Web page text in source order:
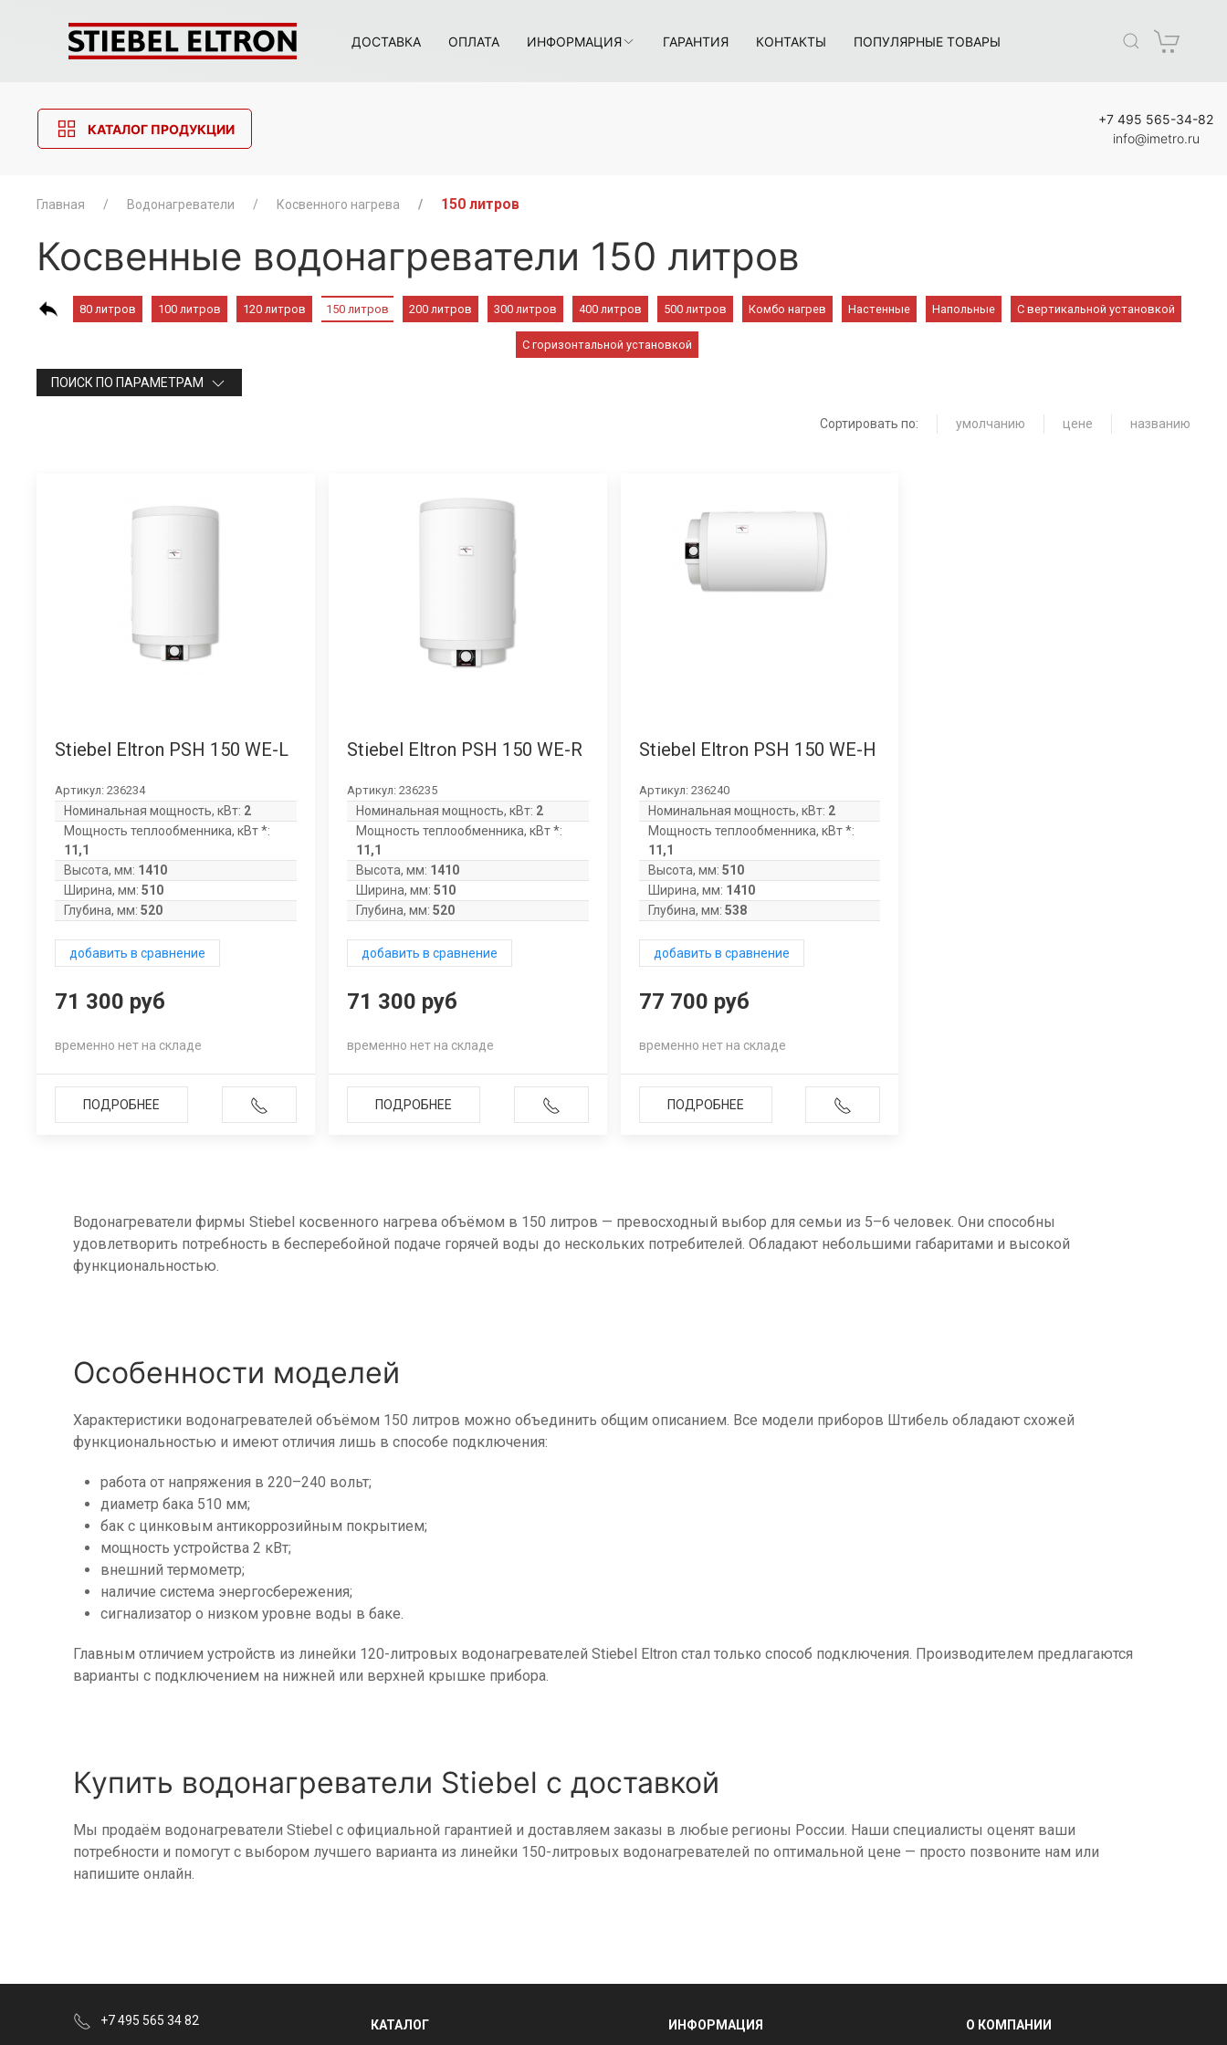
ДОСТАВКА ОПЛАТА ИНФОРМАЦИЯ ГАРАНТИЯ КОНТАКТЫ ПОПУЛЯРНЫЕ ТОВАРЫ
КАТАЛОГ ПРОДУКЦИИ
+7 495 565-34-82
info@imetro.ru
Главная Водонагреватели Косвенного нагрева 150 литров
Косвенные водонагреватели 150 литров
80 литров 100 литров 120 литров 150 литров 200 литров 300 литров 400 литров 500 литров Комбо нагрев Настенные Напольные С вертикальной установкой
С горизонтальной установкой
ПОИСК ПО ПАРАМЕТРАМ
Сортировать по: умолчанию цене названию
Stiebel Eltron PSH 150 WE-L
Артикул: 236234
Номинальная мощность, кВт: 2
Мощность теплообменника, кВт *:
11,1
Высота, мм: 1410
Ширина, мм: 510
Глубина, мм: 520
добавить в сравнение
71 300 руб
временно нет на складе
ПОДРОБНЕЕ
Stiebel Eltron PSH 150 WE-R
Артикул: 236235
Номинальная мощность, кВт: 2
Мощность теплообменника, кВт *:
11,1
Высота, мм: 1410
Ширина, мм: 510
Глубина, мм: 520
добавить в сравнение
71 300 руб
временно нет на складе
ПОДРОБНЕЕ
Stiebel Eltron PSH 150 WE-H
Артикул: 236240
Номинальная мощность, кВт: 2
Мощность теплообменника, кВт *:
11,1
Высота, мм: 510
Ширина, мм: 1410
Глубина, мм: 538
добавить в сравнение
77 700 руб
временно нет на складе
ПОДРОБНЕЕ
Водонагреватели фирмы Stiebel косвенного нагрева объёмом в 150 литров — превосходный выбор для семьи из 5–6 человек. Они способны
удовлетворить потребность в бесперебойной подаче горячей воды до нескольких потребителей. Обладают небольшими габаритами и высокой
функциональностью.
Особенности моделей
Характеристики водонагревателей объёмом 150 литров можно объединить общим описанием. Все модели приборов Штибель обладают схожей
функциональностью и имеют отличия лишь в способе подключения:
работа от напряжения в 220–240 вольт;
диаметр бака 510 мм;
бак с цинковым антикоррозийным покрытием;
мощность устройства 2 кВт;
внешний термометр;
наличие система энергосбережения;
сигнализатор о низком уровне воды в баке.
Главным отличием устройств из линейки 120-литровых водонагревателей Stiebel Eltron стал только способ подключения. Производителем предлагаются
варианты с подключением на нижней или верхней крышке прибора.
Купить водонагреватели Stiebel с доставкой
Мы продаём водонагреватели Stiebel с официальной гарантией и доставляем заказы в любые регионы России. Наши специалисты оценят ваши
потребности и помогут с выбором лучшего варианта из линейки 150-литровых водонагревателей по оптимальной цене — просто позвоните нам или
напишите онлайн.
+7 495 565 34 82 КАТАЛОГ ИНФОРМАЦИЯ О КОМПАНИИ